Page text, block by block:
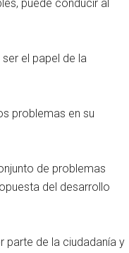
puede conducir al
el papel de la
problemas en su
de problemas
del desarrollo
parte de la ciudadanía y